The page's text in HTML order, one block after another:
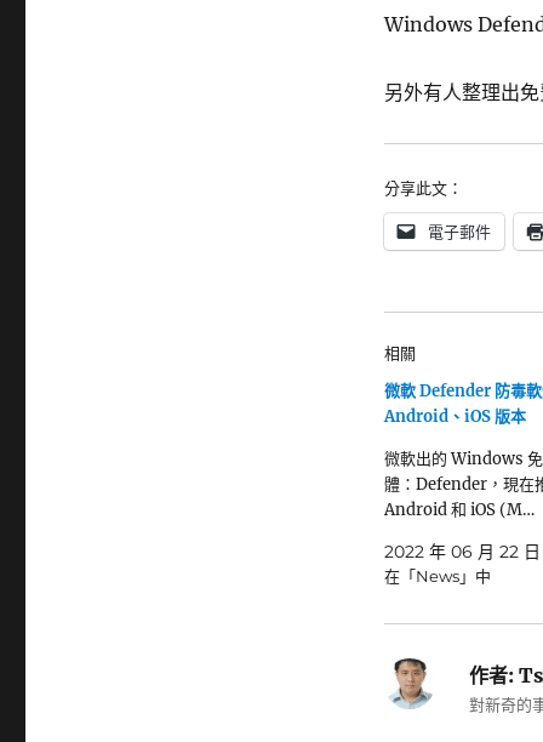
Windows
另外有人整理出
分享此文：
電子郵件
相關
微軟 Defender 防毒
Android、iOS 版本
微軟出的 Windows
體：Defender，現在
Android 和 iOS (M…
2022 年 06 月 22 日
在「News」中
作者:
對新奇的